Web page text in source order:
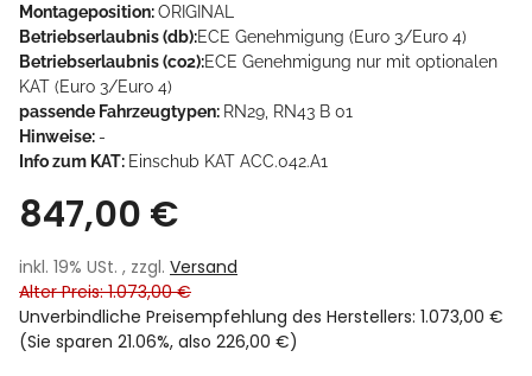
Montageposition:ORIGINAL
Betriebserlaubnis (db):ECE Genehmigung (Euro 3/Euro 4)
Betriebserlaubnis (co2):ECE Genehmigung nur mit optionalen
KAT (Euro 3/Euro 4)
passende Fahrzeugtypen: RN29, RN43 B 01
Hinweise: -
Info zum KAT: Einschub KAT ACC.042.A1
847,00 €
inkl. 19% USt. , zzgl. Versand
Alter Preis: 1.073,00 €
Unverbindliche Preisempfehlung des Herstellers: 1.073,00 €
(Sie sparen 21.06%, also 226,00 €)